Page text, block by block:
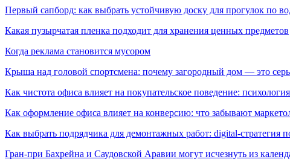
Первый сапборд: как выбрать устойчивую доску для прогулок по
Какая пузырчатая пленка подходит для хранения ценных предметов
Когда реклама становится мусором
Крыша над головой спортсмена: почему загородный дом — это
Как чистота офиса влияет на покупательское поведение:
Как оформление офиса влияет на конверсию: что забывают
Как выбрать подрядчика для демонтажных работ: digital-стратегия
Гран-при Бахрейна и Саудовской Аравии могут исчезнуть из